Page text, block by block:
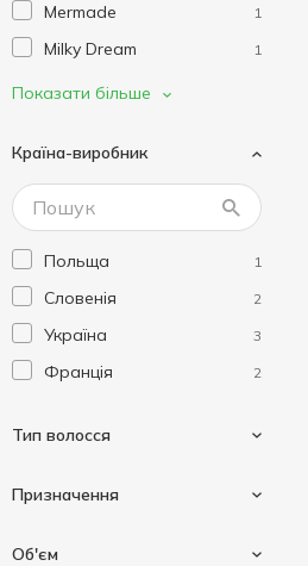
Mermade 1
Milky Dream 1
PANTENE PRO-V
Показати більше
Країна-виробник
Польща 1
Словенія 2
Україна 3
Франція 2
Тип волосся
Призначення
Об'єм